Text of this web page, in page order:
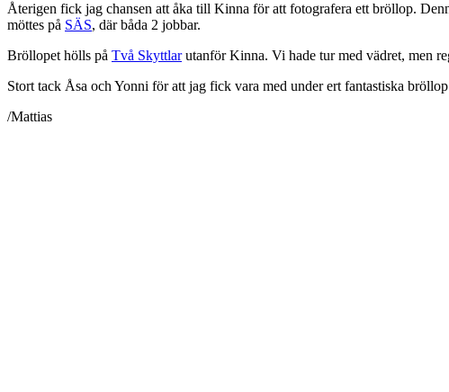
Återigen fick jag chansen att åka till Kinna för att fotografera ett bröllop.
möttes på SÄS, där båda 2 jobbar.
Bröllopet hölls på Två Skyttlarutanför Kinna. Vi hade tur med vädret, men
Stort tack Åsa och Yonni för att jag fick vara med under ert fantastiska
/Mattias